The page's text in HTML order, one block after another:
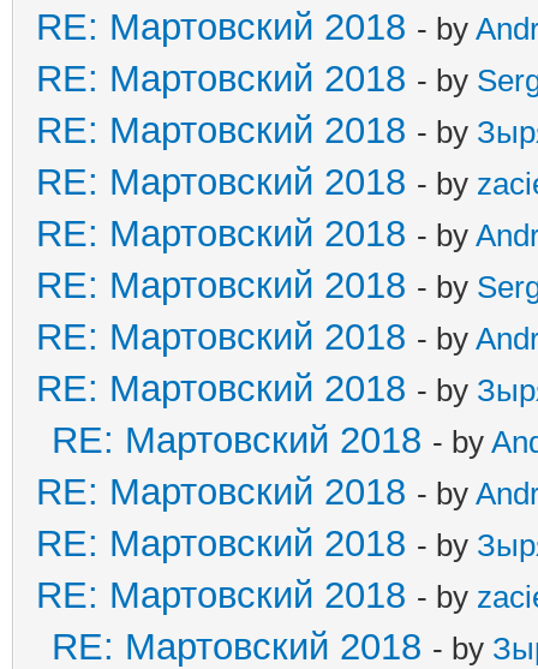
RE: Мартовский 2018 - by
RE: Мартовский 2018 - by
RE: Мартовский 2018 - by
RE: Мартовский 2018 - by
RE: Мартовский 2018 - by
RE: Мартовский 2018 - by
RE: Мартовский 2018 - by
RE: Мартовский 2018 - by
RE: Мартовский 2018 - by
RE: Мартовский 2018 - by
RE: Мартовский 2018 - by
RE: Мартовский 2018 - by
RE: Мартовский 2018 - by